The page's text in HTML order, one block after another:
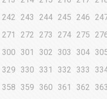
242 243 244 245 246
271 272 273 274 275
300 301 302 303 304
329 330 331 332 333
358 359 360 361 362 363